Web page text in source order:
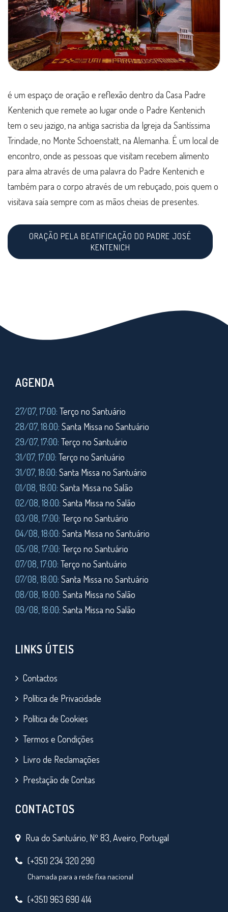
é um espaço de oração e reflexão dentro da Casa Padre
Kentenich que remete ao lugar onde o Padre Kentenich
tem o seu jazigo, na antiga sacristia da Igreja da Santíssima
Trindade, no Monte Schoenstatt, na Alemanha. É um local de
encontro, onde as pessoas que visitam recebem alimento
para alma através de uma palavra do Padre Kentenich e
também para o corpo através de um rebuçado, pois quem o
visitava saía sempre com as mãos cheias de presentes.
ORAÇÃO PELA BEATIFICAÇÃO DO PADRE JOSÉ
KENTENICH
AGENDA
27/07, 17:00: Terço no Santuário
28/07, 18:00: Santa Missa no Santuário
29/07, 17:00: Terço no Santuário
31/07, 17:00: Terço no Santuário
31/07, 18:00: Santa Missa no Santuário
01/08, 18:00: Santa Missa no Salão
02/08, 18:00: Santa Missa no Salão
03/08, 17:00: Terço no Santuário
04/08, 18:00: Santa Missa no Santuário
05/08, 17:00: Terço no Santuário
07/08, 17:00: Terço no Santuário
07/08, 18:00: Santa Missa no Santuário
08/08, 18:00: Santa Missa no Salão
09/08, 18:00: Santa Missa no Salão
LINKS ÚTEIS
Contactos
Política de Privacidade
Política de Cookies
Termos e Condições
Livro de Reclamações
Prestação de Contas
CONTACTOS
Rua do Santuário, Nº 83, Aveiro, Portugal
(+351) 234 320 290
Chamada para a rede fixa nacional
(+351) 963 690 414